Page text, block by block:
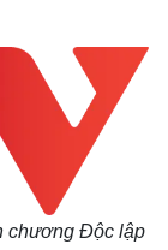
phòng
chương Độc lập